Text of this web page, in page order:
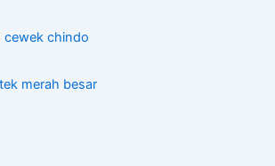
cewek chindo
merah besar